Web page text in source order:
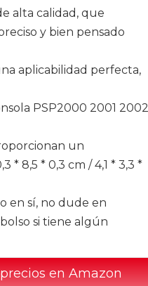
alta calidad, que
y bien pensado
aplicabilidad perfecta,
PSP2000 2001 2002
un
8,5 * 0,3 cm / 4,1 * 3,3 *
en sí, no dude en
si tiene algún
en Amazon